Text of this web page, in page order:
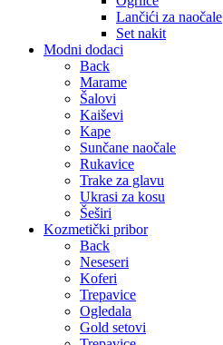
Lančići za naočale
Set nakit
Modni dodaci
Back
Marame
Šalovi
Kaiševi
Kape
Sunčane naočale
Rukavice
Trake za glavu
Ukrasi za kosu
Šeširi
Kozmetički pribor
Back
Neseseri
Koferi
Trepavice
Ogledala
Gold setovi